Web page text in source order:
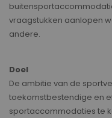
vraagstukken aanlopen
andere.
Doel
De ambitie van de
toekomstbestendige en
sportaccommodaties te